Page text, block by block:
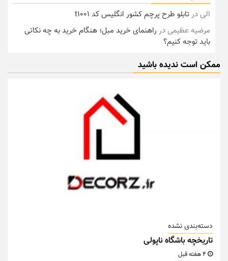
الیدرتابلو طرح پرچم کشور انگلیس کد t1001
مرضیه عظیمیدر راهنمای خرید مبل؛ هنگام خرید به چه نکاتی
باید توجه کنیم؟
ممکن است ندیده باشید
دسته‌بندی نشده
تاریخچه باشگاه ناپولی